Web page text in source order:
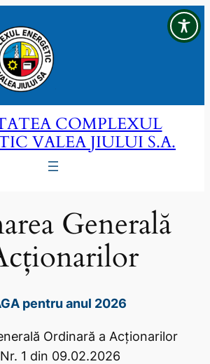
COMPLEXUL
VALEA JIULUI S.A.
Generală
pentru anul 2026
Ordinară a Acţionarilor
1 din 09.02.2026